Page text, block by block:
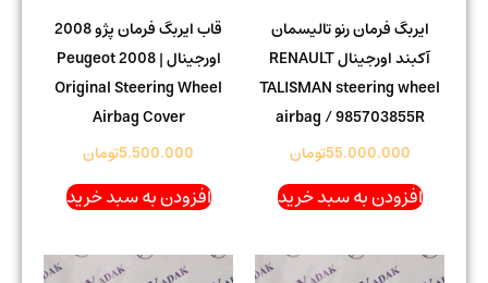
ایربگ فرمان رنو تالیسمان
آکبند اورجینال RENAULT
TALISMAN steering wheel
airbag / 985703855R
55.000.000تومان
افزودن به سبد خرید
قاب ایربگ فرمان پژو 2008
اورجینال | Peugeot 2008
Original Steering Wheel
Airbag Cover
5.500.000تومان
افزودن به سبد خرید